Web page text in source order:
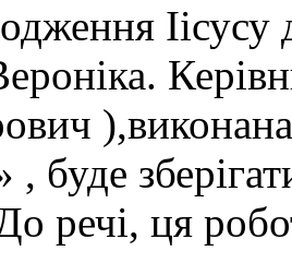
Іісусу
, буде
речі, ця